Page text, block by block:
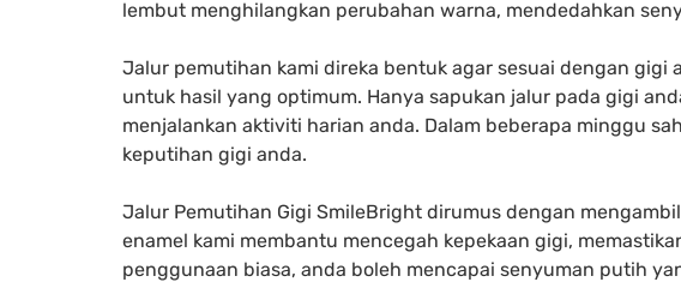
lembut menghilangkan perubahan warna, mendedahkan
Jalur pemutihan kami direka bentuk agar sesuai dengan gigi
untuk hasil yang optimum. Hanya sapukan jalur pada gigi
menjalankan aktiviti harian anda. Dalam beberapa minggu
keputihan gigi anda.
Jalur Pemutihan Gigi SmileBright dirumus dengan
enamel kami membantu mencegah kepekaan gigi,
penggunaan biasa, anda boleh mencapai senyuman putih